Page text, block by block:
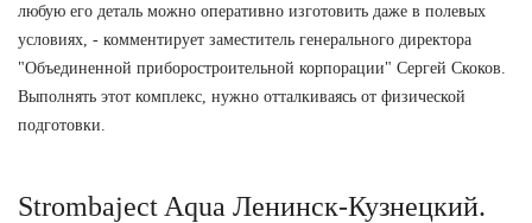
любую его деталь можно оперативно изготовить даже в полевых
условиях, - комментирует заместитель генерального директора
"Объединенной приборостроительной корпорации" Сергей Скоков.
Выполнять этот комплекс, нужно отталкиваясь от физической
подготовки.
Strombaject Aqua Ленинск-Кузнецкий.